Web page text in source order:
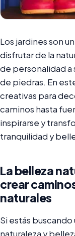
Los jardines son
disfrutar de la
de personalidad a
de piedras. En
creativas para
caminos hasta
inspirarse y
tranquilidad y
La belleza
crear
naturales
Si estás